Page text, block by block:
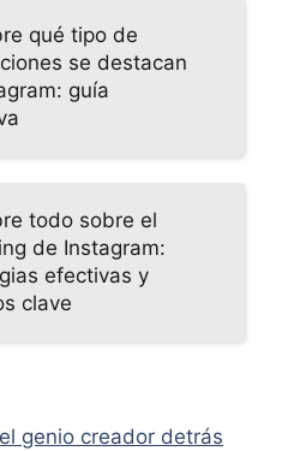
qué tipo de
se destacan
guía
todo sobre el
de Instagram:
efectivas y
clave
genio creador detrás